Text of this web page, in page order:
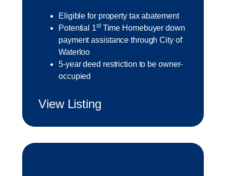
Eligible for property tax abatement
Potential 1stTime Homebuyer down
payment assistance through City of
Waterloo
5-year deed restriction to be owner-
occupied
View Listing